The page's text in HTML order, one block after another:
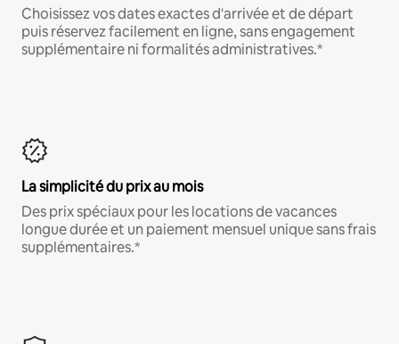
Choisissez vos dates exactes d'arrivée et de départ
puis réservez facilement en ligne, sans engagement
supplémentaire ni formalités administratives.*
La simplicité du prix au mois
Des prix spéciaux pour les locations de vacances
longue durée et un paiement mensuel unique sans frais
supplémentaires.*